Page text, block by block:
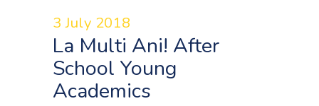
3 July 2018
La Multi Ani! After
School Young
Academics